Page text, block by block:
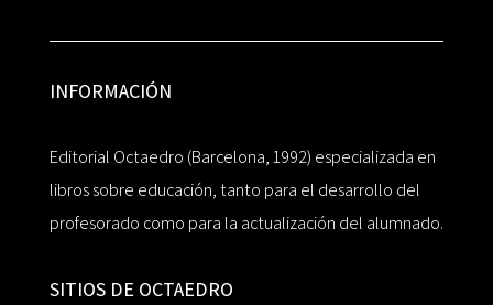
INFORMACIÓN
Editorial Octaedro (Barcelona, 1992) especializada en
libros sobre educación, tanto para el desarrollo del
profesorado como para la actualización del alumnado.
SITIOS DE OCTAEDRO